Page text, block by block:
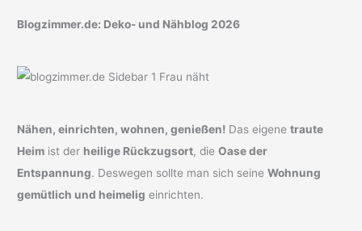
Blogzimmer.de: Deko- und Nähblog 2026
Nähen, einrichten, wohnen, genießen! Das eigenetraute
Heim ist der heilige Rückzugsort, dieOase der
Entspannung. Deswegen sollte man sich seineWohnung
gemütlich und heimelig einrichten.